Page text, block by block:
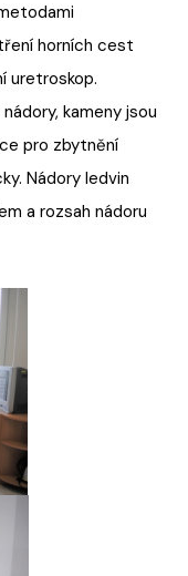
horních cest
uretroskop.
kameny jsou
pro zbytnění
Nádory ledvin
a rozsah nádoru